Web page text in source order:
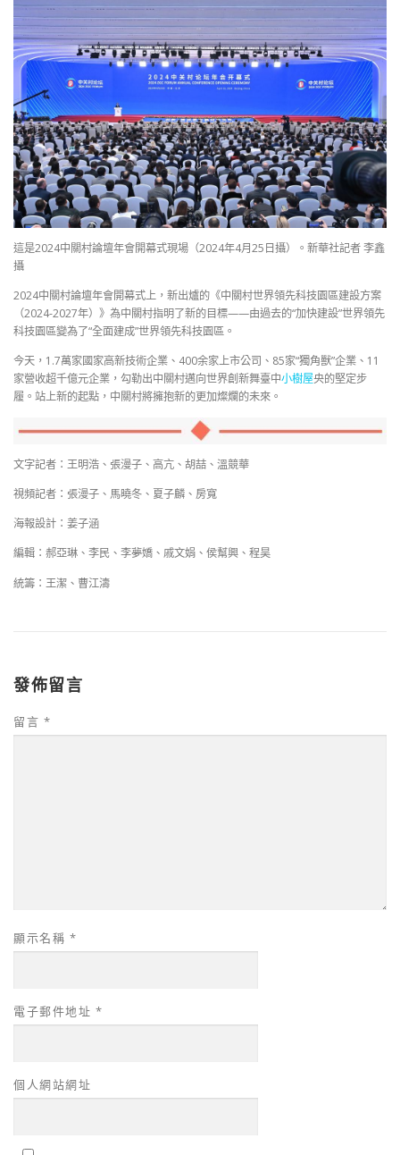
這是2024中關村論壇年會開幕式現場（2024年4月25日攝）。新華社記者 李鑫
攝
2024中關村論壇年會開幕式上，新出爐的《中關村世界領先科技園區建設方案
（2024-2027年）》為中關村指明了新的目標——由過去的“加快建設”世界領先
科技園區變為了“全面建成”世界領先科技園區。
今天，1.7萬家國家高新技術企業、400余家上市公司、85家“獨角獸”企業、11
家營收超千億元企業，勾勒出中關村邁向世界創新舞臺中小樹屋央的堅定步
履。站上新的起點，中關村將擁抱新的更加燦爛的未來。
文字記者：王明浩、張漫子、高亢、胡喆、溫競華
視頻記者：張漫子、馬曉冬、夏子麟、房寬
海報設計：姜子涵
編輯：郝亞琳、李民、李夢嬌、戚文娟、侯幫興、程昊
統籌：王潔、曹江濤
發佈留言
留言 *
顯示名稱 *
電子郵件地址 *
個人網站網址